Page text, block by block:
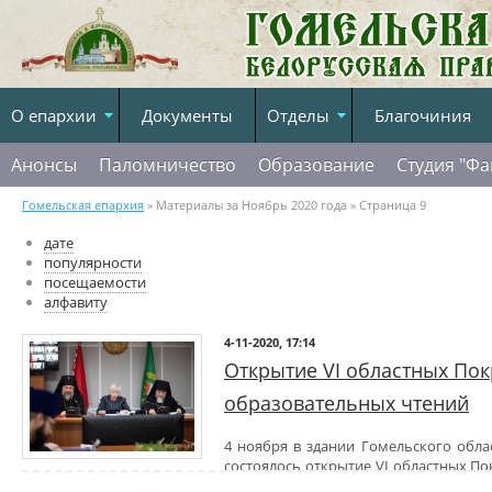
О епархии Документы Отделы Благочиния
Анонсы Паломничество Образование Студия
Гомельская епархия » Материалы за Ноябрь 2020 года » Страница 9
дате
популярности
посещаемости
алфавиту
4-11-2020, 17:14
Открытие VI областных
образовательных чтений
4 ноября в здании Гомельского
состоялось открытие VI областных